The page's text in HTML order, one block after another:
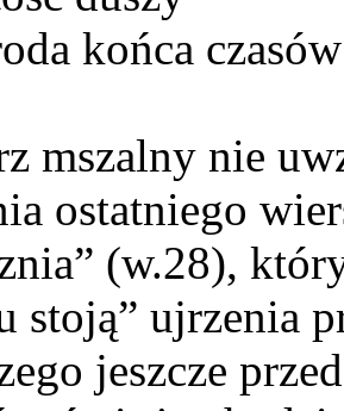
końca czasów
mszalny nie
ostatniego
(w.28),
stoją” ujrzenia
jeszcze